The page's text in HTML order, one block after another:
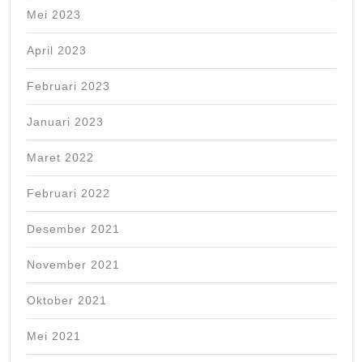
Mei 2023
April 2023
Februari 2023
Januari 2023
Maret 2022
Februari 2022
Desember 2021
November 2021
Oktober 2021
Mei 2021